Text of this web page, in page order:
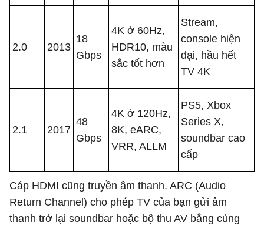
2.0 2013
18
Gbps
4K ở 60Hz,
HDR10, màu
sắc tốt hơn
Stream,
console hiện
đại, hầu hết
TV 4K
2.1 2017
48
Gbps
4K ở 120Hz,
8K, eARC,
VRR, ALLM
PS5, Xbox
Series X,
soundbar cao
cấp
Cáp HDMI cũng truyền âm thanh. ARC (Audio
Return Channel) cho phép TV của bạn gửi âm
thanh trở lại soundbar hoặc bộ thu AV bằng cùng